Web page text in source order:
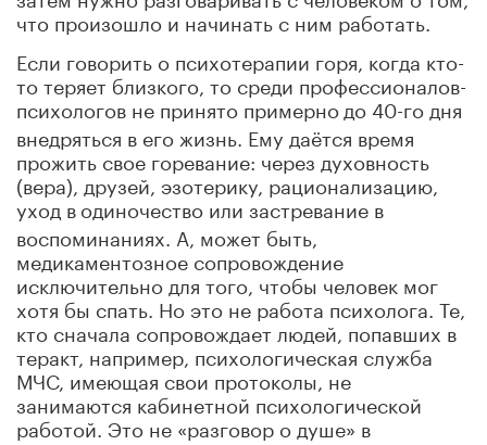
что произошло и начинать с ним работать.
Если говорить о психотерапии горя, когда кто-
то теряет близкого, то среди профессионалов-
психологов не принято примернодо 40-го дня
внедряться в его жизнь. Ему даётся время
прожить свое горевание: через духовность
(вера), друзей, эзотерику, рационализацию,
уход водиночество или застревание в
воспоминаниях. А, может быть,
медикаментозное сопровождение
исключительно для того, чтобы человек мог
хотя бы спать. Но это не работа психолога. Те,
кто сначала сопровождает людей, попавших в
теракт, например, психологическая служба
МЧС, имеющая свои протоколы, не
занимаются кабинетной психологической
работой. Это не «разговор о душе» в